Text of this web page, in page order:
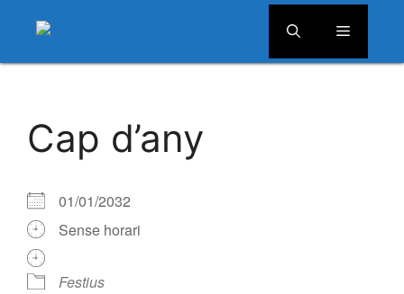
contingut
Menú
Cap d’any
01/01/2032
Sense horari
Festius